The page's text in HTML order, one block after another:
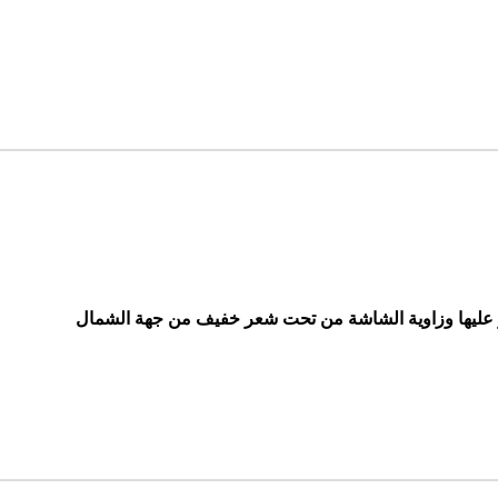
وزاوية الشاشة من تحت شعر خفيف من جهة الشمال